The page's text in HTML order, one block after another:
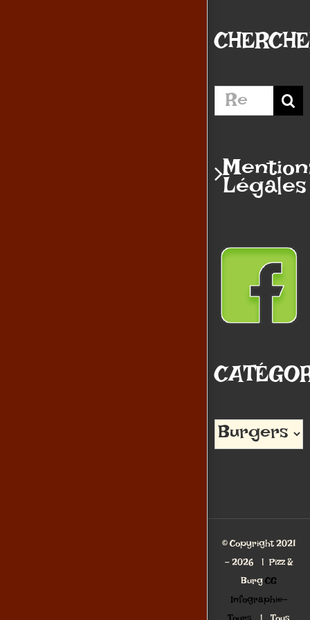
Rechercher:
Légales
Catégories
© Copyright 2021
-2026 | Pizz &
BurgCG
Infographie-